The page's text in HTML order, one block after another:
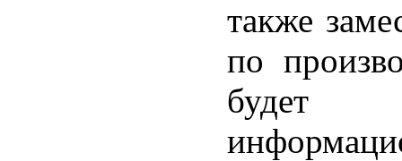
также
по
будет